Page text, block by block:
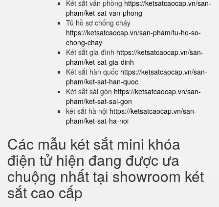
Két sắt văn phòng https://ketsatcaocap.vn/san-
pham/ket-sat-van-phong
Tủ hồ sơ chống cháy
https://ketsatcaocap.vn/san-pham/tu-ho-so-
chong-chay
Két sắt gia đình https://ketsatcaocap.vn/san-
pham/ket-sat-gia-dinh
Két sắt hàn quốc https://ketsatcaocap.vn/san-
pham/ket-sat-han-quoc
Két sắt sài gòn https://ketsatcaocap.vn/san-
pham/ket-sat-sai-gon
két sắt hà nội https://ketsatcaocap.vn/san-
pham/ket-sat-ha-noi
Các mẫu két sắt mini khóa
điện tử hiện đang được ưa
chuộng nhất tại showroom két
sắt cao cấp